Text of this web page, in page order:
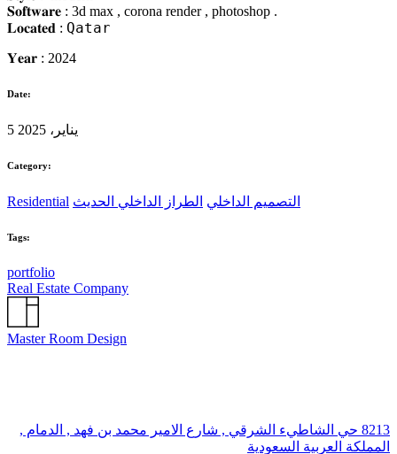
𝐒𝐨𝐟𝐭𝐰𝐚𝐫𝐞 : 3d max , corona render , photoshop .
𝐋𝐨𝐜𝐚𝐭𝐞𝐝 : Qatar
𝐘𝐞𝐚𝐫 : 2024
Date:
5 يناير، 2025
Category:
Residential التصميم الداخلي الطراز الداخلي الحديث
Tags:
portfolio
Real Estate Company
Master Room Design
8213 حي الشاطيء الشرقي , شارع الامير محمد بن فهد , الدمام ,
المملكة العربية السعودية